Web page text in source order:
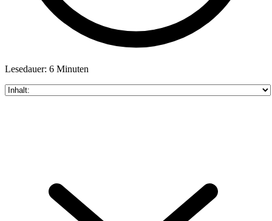
Lesedauer: 6 Minuten